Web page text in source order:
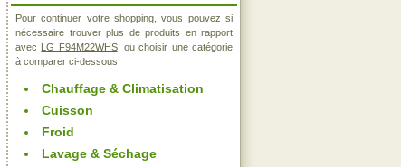
Pour continuer votre shopping, vous pouvez si
nécessaire trouver plus de produits en rapport
avec LG F94M22WHS, ou choisir une catégorie
à comparer ci-dessous
Chauffage & Climatisation
Cuisson
Froid
Lavage & Séchage